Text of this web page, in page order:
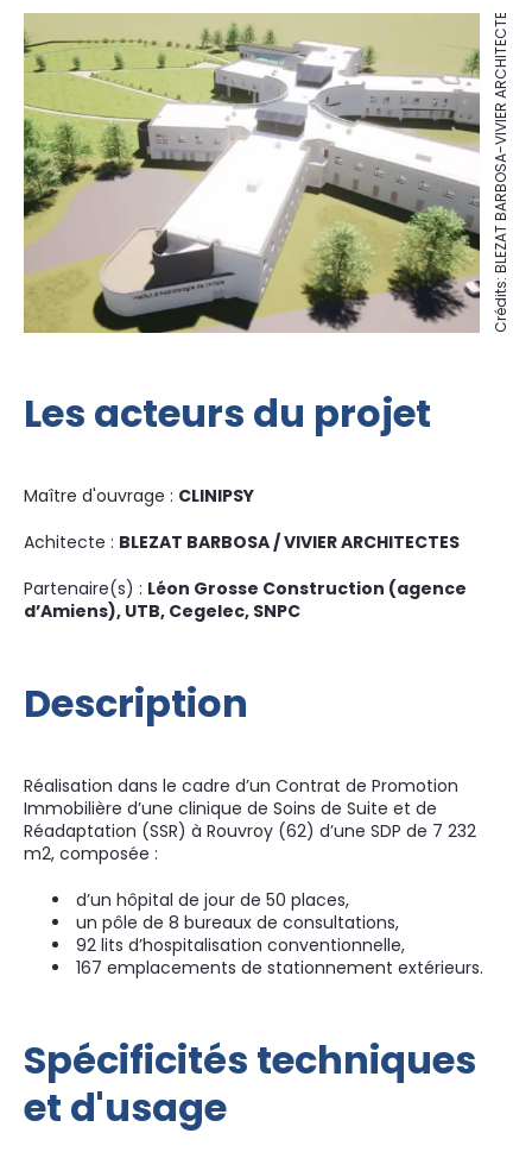
Crédits: BLEZAT BARBOSA-VIVIER ARCHITECTES
Les acteurs du projet
Maître d'ouvrage : CLINIPSY
Achitecte : BLEZAT BARBOSA / VIVIER ARCHITECTES
Partenaire(s) : Léon Grosse Construction (agence
d’Amiens), UTB, Cegelec, SNPC
Description
Réalisation dans le cadre d’un Contrat de Promotion
Immobilière d’une clinique de Soins de Suite et de
Réadaptation (SSR) à Rouvroy (62) d’une SDP de 7 232
m2, composée :
d’un hôpital de jour de 50 places,
un pôle de 8 bureaux de consultations,
92 lits d’hospitalisation conventionnelle,
167 emplacements de stationnement extérieurs.
Spécificités techniques
et d'usage